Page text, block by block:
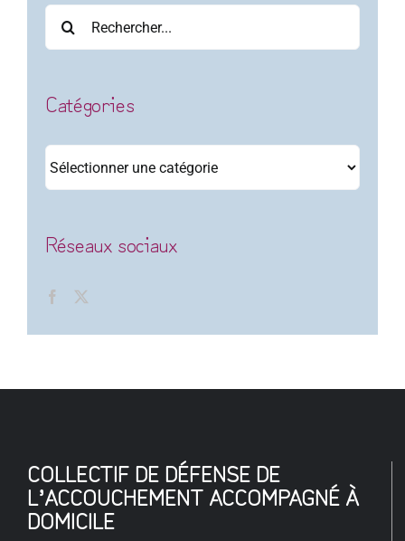
Catégories
Réseaux sociaux
COLLECTIF DE DÉFENSE DE
L’ACCOUCHEMENT ACCOMPAGNÉ À
DOMICILE